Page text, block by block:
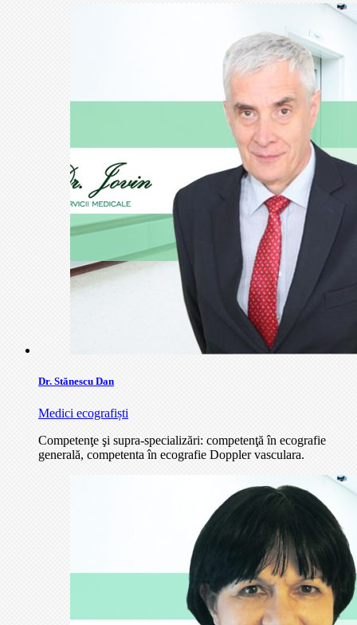
Dr. Stănescu Dan
Medici ecografiști
Competenţe şi supra-specializări: competenţă în ecografie
generală, competenta în ecografie Doppler vasculara.